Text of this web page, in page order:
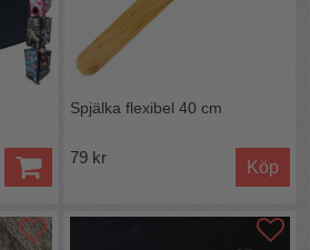
Spjälka flexibel 40 cm
79 kr
Köp